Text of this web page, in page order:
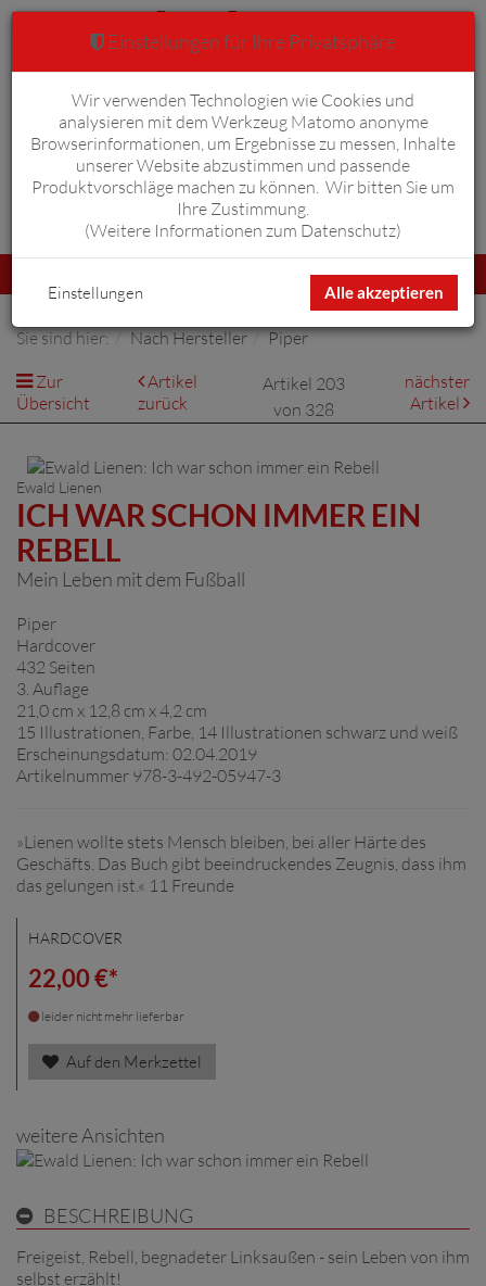
Anmelden Warenkorb 0
umschalten
Sie sind hier: Nach Hersteller
Piper
Zur
Übersicht
Artikel
zurück
Artikel 203
von 328
nächster
Artikel
Ewald Lienen
ICH WAR SCHON IMMER EIN
REBELL
Mein Leben mit dem Fußball
Piper
Hardcover
432 Seiten
3. Auflage
21,0 cm x 12,8 cm x 4,2 cm
15 Illustrationen, Farbe, 14 Illustrationen schwarz und weiß
Erscheinungsdatum: 02.04.2019
Artikelnummer 978-3-492-05947-3
»Lienen wollte stets Mensch bleiben, bei aller Härte des
Geschäfts. Das Buch gibt beeindruckendes Zeugnis, dass ihm
das gelungen ist.« 11 Freunde
HARDCOVER
22,00 €*
leider nicht mehr lieferbar
Auf den Merkzettel
weitere Ansichten
BESCHREIBUNG
Freigeist, Rebell, begnadeter Linksaußen - sein Leben von ihm
selbst erzählt!
Einstellungen für Ihre Privatsphäre
Wir verwenden Technologien wie Cookies und
analysieren mit dem Werkzeug Matomo anonyme
Browserinformationen, um Ergebnisse zu messen, Inhalte
unserer Website abzustimmen und passende
Produktvorschläge machen zu können. Wir bitten Sie um
Ihre Zustimmung.
(Weitere Informationen zum Datenschutz)
Alle akzeptieren
Einstellungen